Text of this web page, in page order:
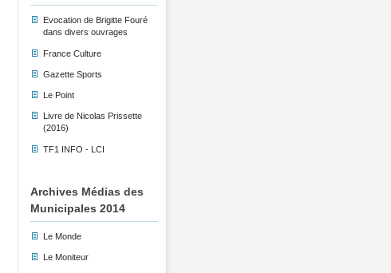
Evocation de Brigitte Fouré
dans divers ouvrages
France Culture
Gazette Sports
Le Point
Livre de Nicolas Prissette
(2016)
TF1 INFO - LCI
Archives Médias des
Municipales 2014
Le Monde
Le Moniteur